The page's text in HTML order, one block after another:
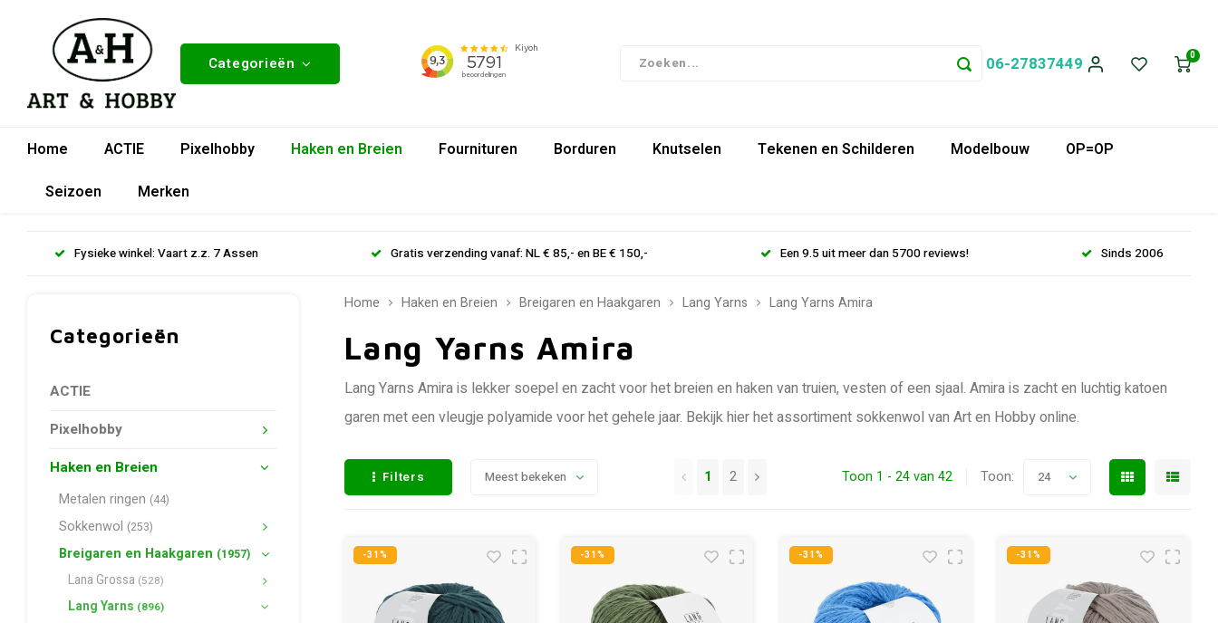
Categorieën 06-27837449 0
Home ACTIE Pixelhobby Haken en Breien Fournituren Borduren Knutselen Tekenen en Schilderen Modelbouw
OP=OP
Seizoen
Merken
Fysieke winkel: Vaart z.z. 7 Assen Gratis verzending vanaf: NL € 85,- en BE € 150,- Een 9.5 uit meer dan 5700 reviews! Sinds 2006
Categorieën
ACTIE
Pixelhobby
Haken en Breien
Metalen ringen (44)
Sokkenwol (253)
Breigaren en Haakgaren (1957)
Lana Grossa (528)
Lang Yarns (896)
Home Haken en Breien Breigaren en Haakgaren Lang Yarns Lang Yarns Amira
Lang Yarns Amira
Lang Yarns Amira is lekker soepel en zacht voor het breien en haken van truien, vesten of een sjaal. Amira is zacht en luchtig katoen
garen met een vleugje polyamide voor het gehele jaar. Bekijk hier het assortiment sokkenwol van Art en Hobby online.
Filters Meest bekeken 1 2 Toon 1 - 24 van 42 Toon: 24
-31% -31% -31% -31%